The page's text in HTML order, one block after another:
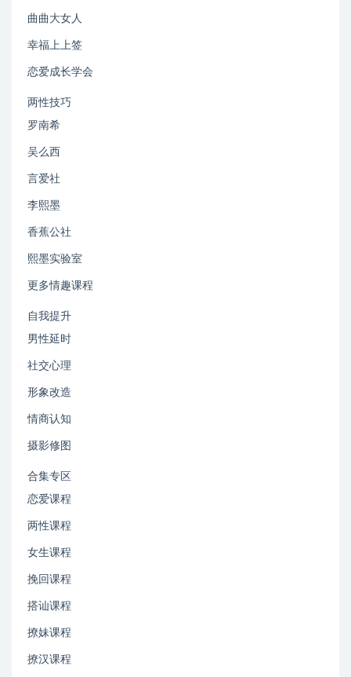
曲曲大女人
幸福上上签
恋爱成长学会
两性技巧
罗南希
吴么西
言爱社
李熙墨
香蕉公社
熙墨实验室
更多情趣课程
自我提升
男性延时
社交心理
形象改造
情商认知
摄影修图
合集专区
恋爱课程
两性课程
女生课程
挽回课程
搭讪课程
撩妹课程
撩汉课程